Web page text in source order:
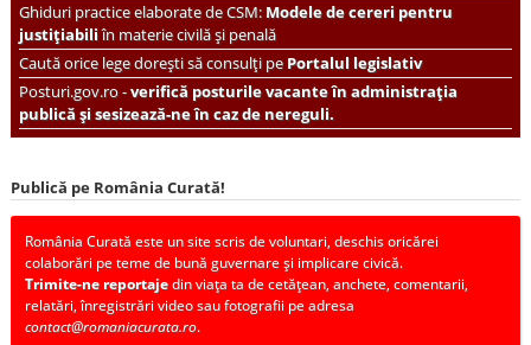
Ghiduri practice elaborate de CSM: Modele de cereri pentru
justițiabiliîn materie civilă și penală
Caută orice lege dorești să consulți pePortalul legislativ
Posturi.gov.ro -verifică posturile vacante în administrația
publică și sesizează-ne în caz de nereguli.
Publică pe România Curată!
România Curată este un site scris de voluntari, deschis oricărei
colaborări pe teme de bună guvernare și implicare civică.
Trimite-ne reportajedin viața ta de cetățean, anchete, comentarii,
relatări, înregistrări video sau fotografii pe adresa
contact@romaniacurata.ro.